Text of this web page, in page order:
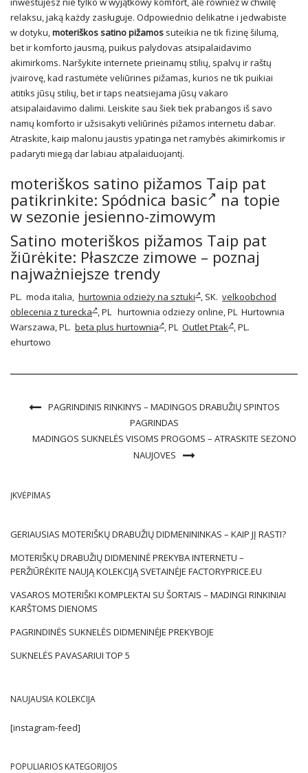
relaksu, jaką każdy zasługuje. Odpowiednio delikatne i jedwabiste
w dotyku,moteriškos satino pižamos suteikia ne tik fizinę šilumą,
bet ir komforto jausmą, puikus palydovas atsipalaidavimo
akimirkoms. Naršykite internete prieinamų stilių, spalvų ir raštų
įvairovę, kad rastumėte veliūrines pižamas, kurios ne tik puikiai
atitiks jūsų stilių, bet ir taps neatsiejama jūsų vakaro
atsipalaidavimo dalimi. Leiskite sau šiek tiek prabangos iš savo
namų komforto ir užsisakyti veliūrinės pižamos internetu dabar.
Atraskite, kaip malonu jaustis ypatinga net ramybės akimirkomis ir
padaryti miegą dar labiau atpalaiduojantį.
moteriškos satino pižamos Taip pat
patikrinkite: Spódnica basic
na topie
w sezonie jesienno-zimowym
Satino moteriškos pižamos Taip pat
žiūrėkite: Płaszcze zimowe – poznaj
najważniejsze trendy
PL. moda italia, hurtownia odzieży na sztuki , SK. velkoobchod
oblecenia z turecka , PL hurtownia odziezy online, PL Hurtownia
Warszawa, PL. beta plus hurtownia , PL Outlet Ptak , PL.
ehurtowo
PAGRINDINIS RINKINYS – MADINGOS DRABUŽIŲ SPINTOS
PAGRINDAS
MADINGOS SUKNELĖS VISOMS PROGOMS – ATRASKITE SEZONO
NAUJOVES
ĮKVĖPIMAS
GERIAUSIAS MOTERIŠKŲ DRABUŽIŲ DIDMENININKAS – KAIP JĮ RASTI?
MOTERIŠKŲ DRABUŽIŲ DIDMENINĖ PREKYBA INTERNETU –
PERŽIŪRĖKITE NAUJĄ KOLEKCIJĄ SVETAINĖJE FACTORYPRICE.EU
VASAROS MOTERIŠKI KOMPLEKTAI SU ŠORTAIS – MADINGI RINKINIAI
KARŠTOMS DIENOMS
PAGRINDINĖS SUKNELĖS DIDMENINĖJE PREKYBOJE
SUKNELĖS PAVASARIUI TOP 5
NAUJAUSIA KOLEKCIJA
[instagram-feed]
POPULIARIOS KATEGORIJOS